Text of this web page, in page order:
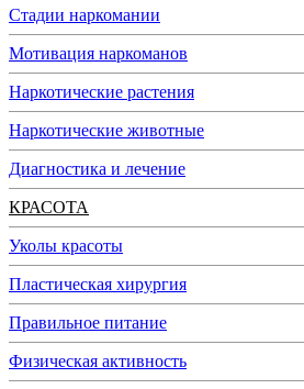
Стадии наркомании
Мотивация наркоманов
Наркотические растения
Наркотические животные
Диагностика и лечение
КРАСОТА
Уколы красоты
Пластическая хирургия
Правильное питание
Физическая активность